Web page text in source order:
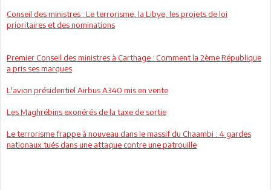
Conseil des ministres : Le terrorisme, la Libye, les projets de loi
prioritaires et des nominations
Premier Conseil des ministres à Carthage : Comment la 2ème République
a pris ses marques
L'avion présidentiel Airbus A340 mis en vente
Les Maghrébins exonérés de la taxe de sortie
Le terrorisme frappe à nouveau dans le massif du Chaambi : 4 gardes
nationaux tués dans une attaque contre une patrouille